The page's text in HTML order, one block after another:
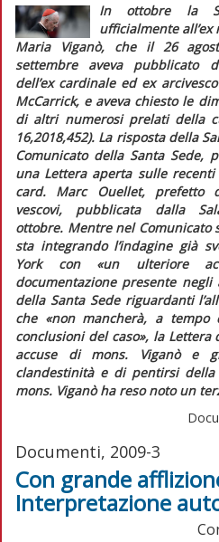
In ottobre la
ufficialmente
Maria Viganò, che il 26
settembre aveva pubblicato
dell’ex cardinale ed ex
McCarrick, e aveva chiesto le
di altri numerosi prelati della
16,2018,452). La risposta della
Comunicato della Santa Sede,
una Lettera aperta sulle recenti
card. Marc Ouellet, prefetto
vescovi, pubblicata dalla
ottobre. Mentre nel Comunicato
sta integrando l’indagine già
York con «un ulteriore
documentazione presente
della Santa Sede riguardanti
che «non mancherà, a
conclusioni del caso», la Lettera
accuse di mons. Viganò e
clandestinità e di pentirsi
mons. Viganò ha reso noto un
Documenti, 2009-3
Con grande
Interpretazione